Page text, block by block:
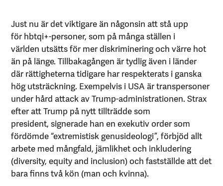
Just nu är det viktigare än någonsin att stå upp
för hbtqi+-personer, som på många ställen i
världen utsätts för mer diskriminering och värre hot
än på länge. Tillbakagången är tydlig även i länder
där rättigheterna tidigare har respekterats i ganska
hög utsträckning. Exempelvis i USA är transpersoner
under hård attack av Trump-administrationen. Strax
efter att Trump på nytt tillträdde som
president, signerade han en exekutiv order som
fördömde “extremistisk genusideologi”, förbjöd allt
arbete med mångfald, jämlikhet och inkludering
(diversity, equity and inclusion) och fastställde att det
bara finns två kön (man och kvinna).